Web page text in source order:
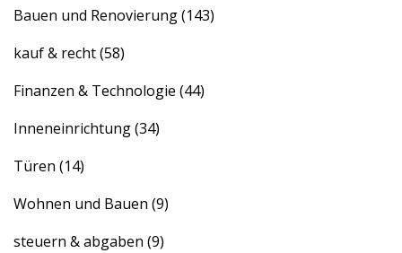
Bauen und Renovierung(143)
kauf & recht(58)
Finanzen & Technologie (44)
Inneneinrichtung(34)
Türen (14)
Wohnen und Bauen (9)
steuern & abgaben (9)